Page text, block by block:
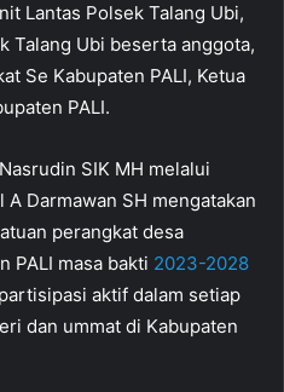
Lantas Polsek Talang Ubi,
Talang Ubi beserta anggota,
Se Kabupaten PALI, Ketua
PALI.
SIK MH melalui
Darmawan SH mengatakan
perangkat desa
PALI masa bakti 2023-2028
aktif dalam setiap
dan ummat di Kabupaten